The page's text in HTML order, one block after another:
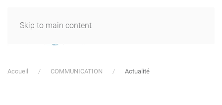
Skip to main content
Accueil COMMUNICATION Actualité